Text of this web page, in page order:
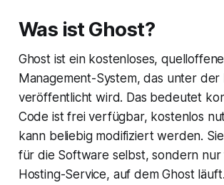
Was ist Ghost?
Ghost ist ein kostenloses,
Management-System, das unter der
veröffentlicht wird. Das bedeutet
Code ist frei verfügbar, kostenlos
kann beliebig modifiziert werden.
für die Software selbst, sondern
Hosting-Service, auf dem Ghost läuft.